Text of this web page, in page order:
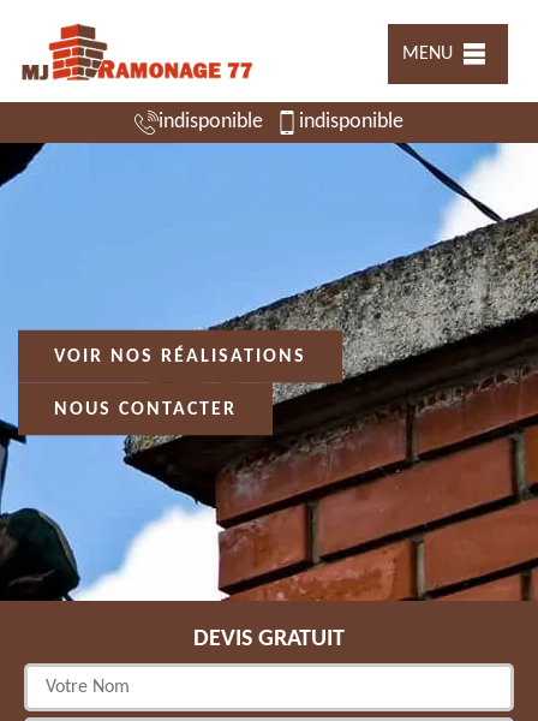
MENU
indisponible indisponible
VOIR NOS RÉALISATIONS
NOUS CONTACTER
DEVIS GRATUIT